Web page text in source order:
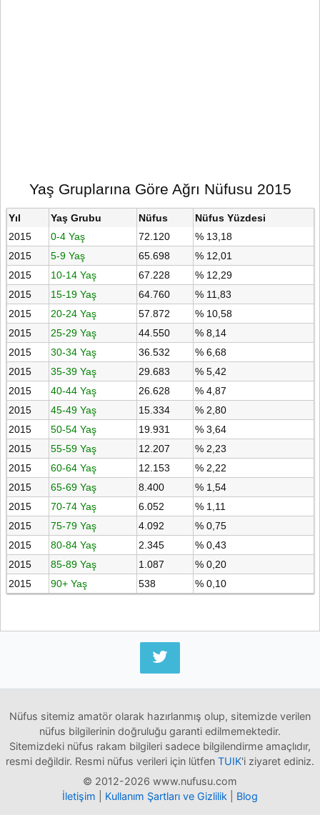
Yaş Gruplarına Göre Ağrı Nüfusu 2015
Yıl Yaş Grubu Nüfus
Nüfus Yüzdesi
2015
0-4 Yaş 72.120
% 13,18
2015
5-9 Yaş 65.698
% 12,01
2015
10-14 Yaş 67.228
% 12,29
2015
15-19 Yaş 64.760
% 11,83
2015
20-24 Yaş 57.872
% 10,58
2015
25-29 Yaş 44.550
% 8,14
2015
30-34 Yaş 36.532
% 6,68
2015
35-39 Yaş 29.683
% 5,42
2015
40-44 Yaş 26.628
% 4,87
2015
45-49 Yaş 15.334
% 2,80
2015
50-54 Yaş 19.931
% 3,64
2015
55-59 Yaş 12.207
% 2,23
2015
60-64 Yaş 12.153
% 2,22
2015
65-69 Yaş 8.400
% 1,54
2015
70-74 Yaş 6.052
% 1,11
2015
75-79 Yaş 4.092
% 0,75
2015
80-84 Yaş 2.345
% 0,43
2015
85-89 Yaş 1.087
% 0,20
2015
90+ Yaş 538 % 0,10
Nüfus sitemiz amatör olarak hazırlanmış olup, sitemizde verilen
nüfus bilgilerinin doğruluğu garanti edilmemektedir.
Sitemizdeki nüfus rakam bilgileri sadece bilgilendirme amaçlıdır,
resmi değildir. Resmi nüfus verileri için lütfen TUIK'i ziyaret ediniz.
© 2012-2026 www.nufusu.com
İletişim
Kullanım Şartları ve Gizlilik Blog